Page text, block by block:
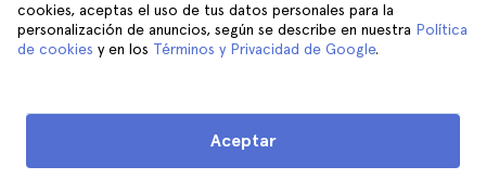
cookies, aceptas el uso de tus datos personales para la
personalización de anuncios, según se describe en nuestra Política
de cookies y en los Términos y Privacidad de Google.
Aceptar
Ayuda
Unite a nosotros en